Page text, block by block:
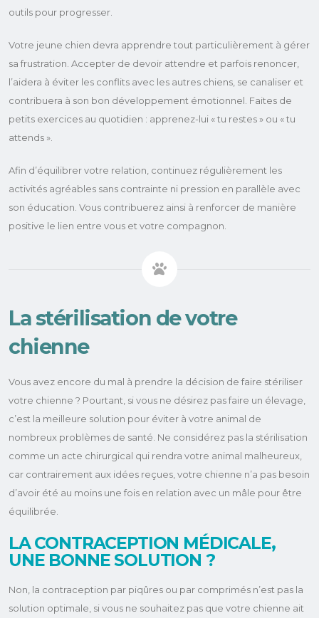
outils pour progresser.
Votre jeune chien devra apprendre tout particulièrement à gérer
sa frustration. Accepter de devoir attendre et parfois renoncer,
l’aidera à éviter les conflits avec les autres chiens, se canaliser et
contribuera à son bon développement émotionnel. Faites de
petits exercices au quotidien : apprenez-lui « tu restes » ou « tu
attends ».
Afin d’équilibrer votre relation, continuez régulièrement les
activités agréables sans contrainte ni pression en parallèle avec
son éducation. Vous contribuerez ainsi à renforcer de manière
positive le lien entre vous et votre compagnon.
La stérilisation de votre
chienne
Vous avez encore du mal à prendre la décision de faire stériliser
votre chienne ? Pourtant, si vous ne désirez pas faire un élevage,
c’est la meilleure solution pour éviter à votre animal de
nombreux problèmes de santé. Ne considérez pas la stérilisation
comme un acte chirurgical qui rendra votre animal malheureux,
car contrairement aux idées reçues, votre chienne n’a pas besoin
d’avoir été au moins une fois en relation avec un mâle pour être
équilibrée.
LA CONTRACEPTION MÉDICALE,
UNE BONNE SOLUTION ?
Non, la contraception par piqûres ou par comprimés n’est pas la
solution optimale, si vous ne souhaitez pas que votre chienne ait